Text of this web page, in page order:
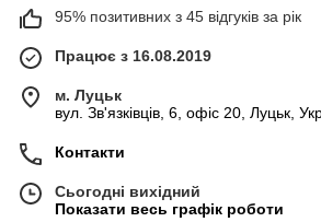
95% позитивних з 45 відгуків за рік
Працює з 16.08.2019
м. Луцьк
вул. Зв'язківців, 6, офіс 20, Луцьк,
Контакти
Сьогодні вихідний
Показати весь графік роботи